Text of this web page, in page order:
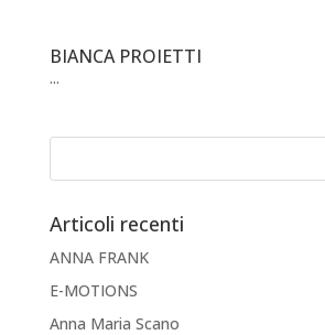
BIANCA PROIETTI
...
Articoli recenti
ANNA FRANK
E-MOTIONS
Anna Maria Scano